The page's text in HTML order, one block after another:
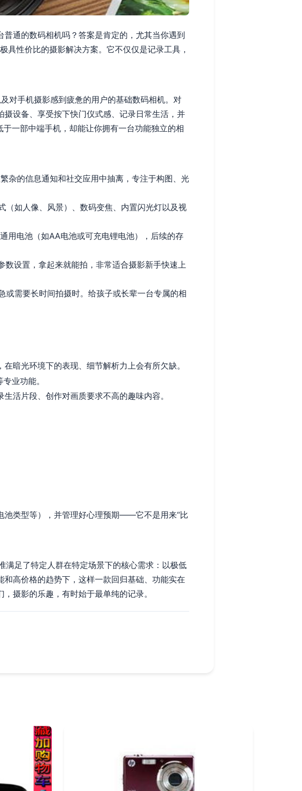
通的数码相机吗？答案是肯定的，尤其当你遇到
性价比的摄影解决方案。它不仅仅是记录工具，
对手机摄影感到疲惫的用户的基础数码相机。对
设备、享受按下快门仪式感、记录日常生活，并
一部中端手机，却能让你拥有一台功能独立的相
杂的信息通知和社交应用中抽离，专注于构图、光
（如人像、风景）、数码变焦、内置闪光灯以及视
用电池（如AA电池或可充电锂电池），后续的存
数设置，拿起来就能拍，非常适合摄影新手快速上
或需要长时间拍摄时。给孩子或长辈一台专属的相
暗光环境下的表现、细节解析力上会有所欠缺。
业功能。
活片段、创作对画质要求不高的趣味内容。
池类型等），并管理好心理预期——它不是用来“比
满足了特定人群在特定场景下的核心需求：以极低
高价格的趋势下，这样一款回归基础、功能实在
摄影的乐趣，有时始于最单纯的记录。